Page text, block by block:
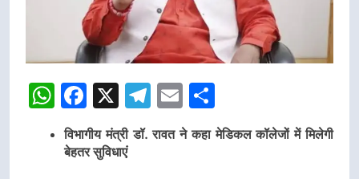
WhatsApp
Facebook
X Telegram
Email
विभागीय मंत्री डॉ. रावत ने कहा मेडिकल कॉलेजों में मिलेगी
बेहतर सुविधाएं